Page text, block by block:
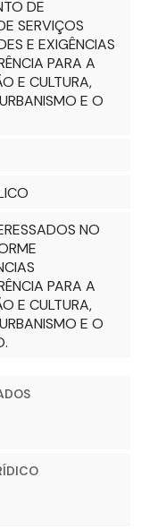
DE
SERVIÇOS
E EXIGÊNCIAS
PARA A
E CULTURA,
E O
NO
PARA A
E CULTURA,
E O